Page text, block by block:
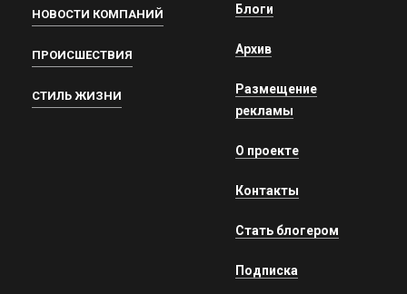
НОВОСТИ КОМПАНИЙ
ПРОИСШЕСТВИЯ
СТИЛЬ ЖИЗНИ
Блоги
Архив
Размещение
рекламы
О проекте
Контакты
Стать блогером
Подписка